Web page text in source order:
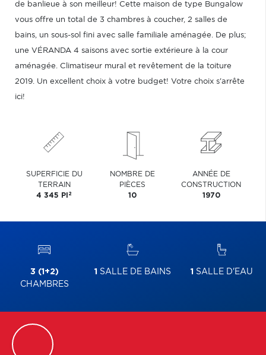
de banlieue à son meilleur! Cette maison de type Bungalow
vous offre un total de 3 chambres à coucher, 2 salles de
bains, un sous-sol fini avec salle familiale aménagée. De plus;
une VÉRANDA 4 saisons avec sortie extérieure à la cour
aménagée. Climatiseur mural et revêtement de la toiture
2019. Un excellent choix à votre budget! Votre choix s'arrête
ici!
SUPERFICIE DU
TERRAIN
4 345 PI 2
NOMBRE DE
PIÈCES
10
ANNÉE DE
CONSTRUCTION
1970
3 (1+2)
CHAMBRES
1 SALLE DE BAINS 1 SALLE D'EAU